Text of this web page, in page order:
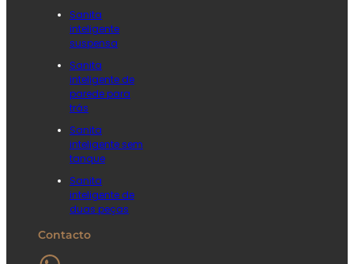
Sanita
inteligente
suspensa
Sanita
inteligente de
parede para
trás
Sanita
inteligente sem
tanque
Sanita
inteligente de
duas peças
Contacto